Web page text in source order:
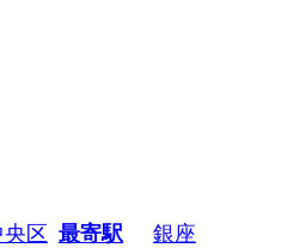
区 最寄駅
銀座